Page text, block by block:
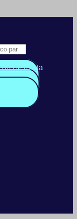
mercleta